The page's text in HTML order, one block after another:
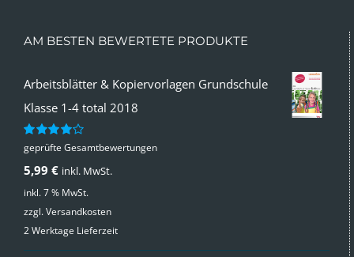
AM BESTEN BEWERTETE PRODUKTE
Arbeitsblätter & Kopiervorlagen Grundschule
Klasse 1-4 total 2018
Bewertet
von 5
geprüfte Gesamtbewertungen
5,99 € inkl. MwSt.
inkl. 7 % MwSt.
zzgl.Versandkosten
2 Werktage Lieferzeit